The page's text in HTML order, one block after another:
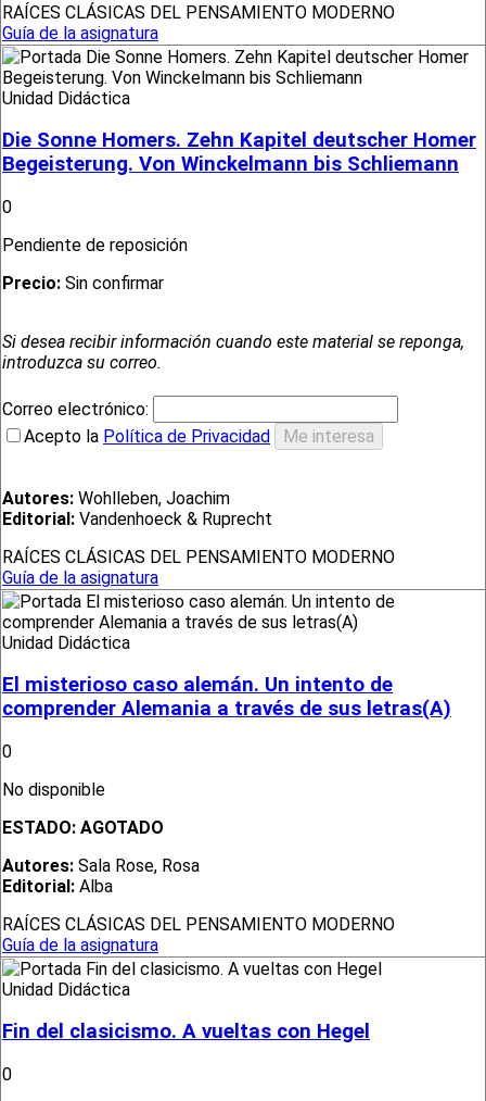
RAÍCES CLÁSICAS DEL PENSAMIENTO MODERNO
Guía de la asignatura
Unidad Didáctica
Die Sonne Homers. Zehn Kapitel deutscher Homer
Begeisterung. Von Winckelmann bis Schliemann
0
Pendiente de reposición
Precio: Sin confirmar
Si desea recibir información cuando este material se reponga,
introduzca su correo.
Correo electrónico:
Acepto la Política de Privacidad
Autores: Wohlleben, Joachim
Editorial: Vandenhoeck & Ruprecht
RAÍCES CLÁSICAS DEL PENSAMIENTO MODERNO
Guía de la asignatura
Unidad Didáctica
El misterioso caso alemán. Un intento de
comprender Alemania a través de sus letras(A)
0
No disponible
ESTADO: AGOTADO
Autores: Sala Rose, Rosa
Editorial: Alba
RAÍCES CLÁSICAS DEL PENSAMIENTO MODERNO
Guía de la asignatura
Unidad Didáctica
Fin del clasicismo. A vueltas con Hegel
0